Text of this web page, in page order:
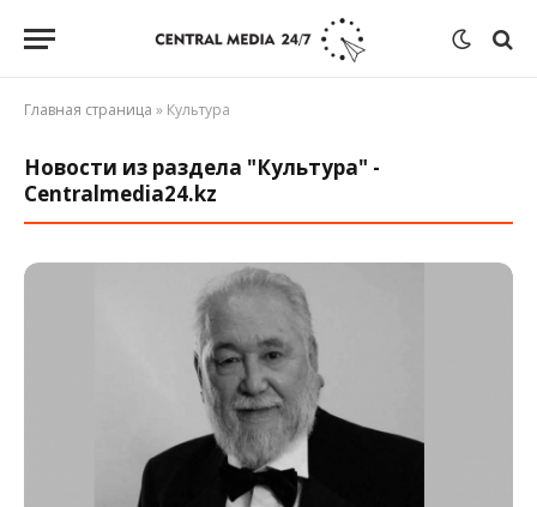
Главная страница » Культура
Новости из раздела "Культура" -
Centralmedia24.kz